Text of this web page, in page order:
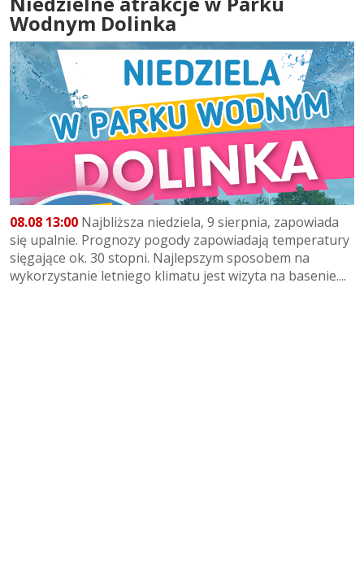
Wodnym Dolinka
08.08 13:00 Najbliższa niedziela, 9 sierpnia, zapowiada
się upalnie. Prognozy pogody zapowiadają temperatury
sięgające ok. 30 stopni. Najlepszym sposobem na
wykorzystanie letniego klimatu jest wizyta na basenie....